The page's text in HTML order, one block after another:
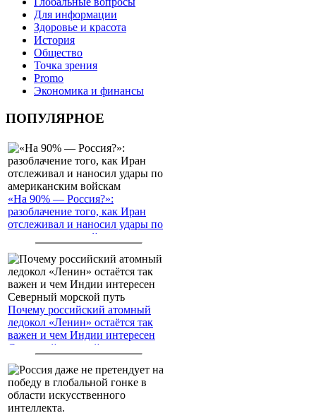
Для информации
Здоровье и красота
История
Общество
Точка зрения
Promo
Экономика и финансы
ПОПУЛЯРНОЕ
«На 90% — Россия?»:
разоблачение того, как Иран
отслеживал и наносил удары по
американским войскам
Почему российский атомный
ледокол «Ленин» остаётся так
важен и чем Индии интересен
Северный морской путь